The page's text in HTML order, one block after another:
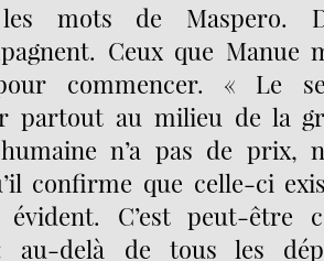
les mots de Maspero.
Ceux que Manue
commencer. « Le
partout au milieu de la
humaine n’a pas de prix,
confirme que celle-ci
évident. C’est peut-être
au-delà de tous les